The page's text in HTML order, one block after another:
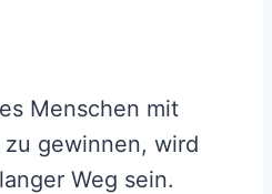
Menschen mit
gewinnen, wird
Weg sein.